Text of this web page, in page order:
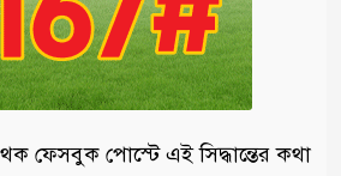
ফেসবুক পোস্টে এই সিদ্ধান্তের কথা